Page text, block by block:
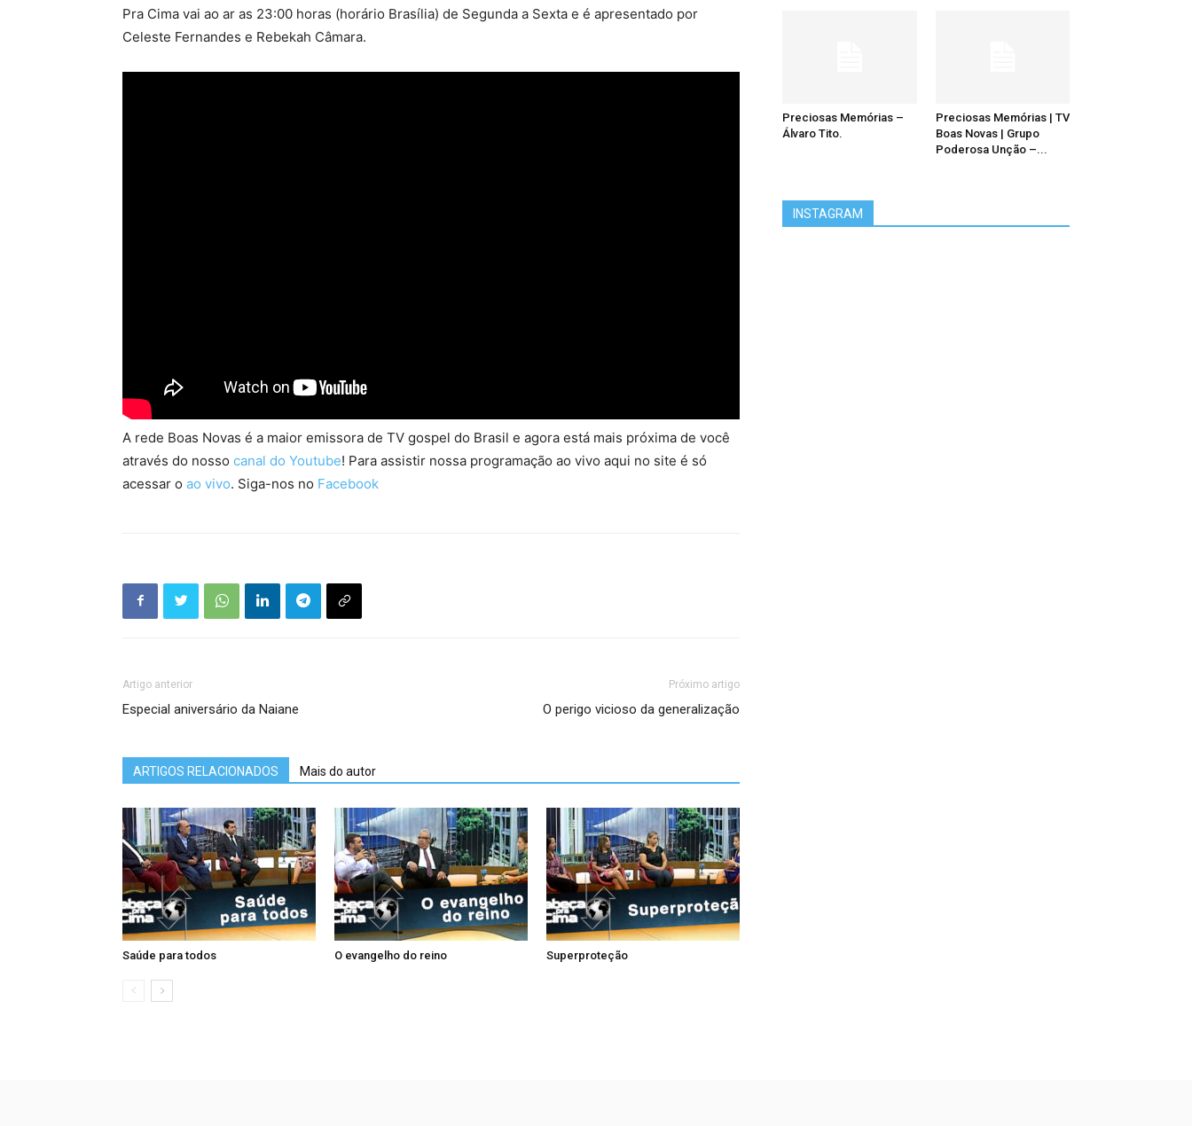
Pra Cima vai ao ar as 23:00 horas (horário Brasília) de Segunda a Sexta e é apresentado por
Celeste Fernandes e Rebekah Câmara.
A rede Boas Novas é a maior emissora de TV gospel do Brasil e agora está mais próxima de você
através do nosso canal do Youtube! Para assistir nossa programação ao vivo aqui no site é só
acessar o ao vivo. Siga-nos no Facebook
Artigo anterior
Especial aniversário da Naiane
Próximo artigo
O perigo vicioso da generalização
ARTIGOS RELACIONADOS Mais do autor
Saúde para todos O evangelho do reino Superproteção
Preciosas Memórias –
Álvaro Tito.
Preciosas Memórias | TV
Boas Novas | Grupo
Poderosa Unção –...
INSTAGRAM